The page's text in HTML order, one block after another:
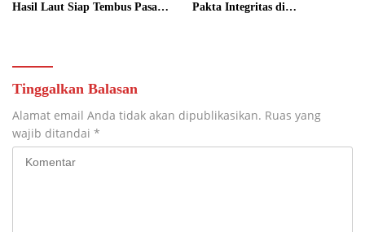
Hasil Laut Siap Tembus Pasar
Pakta Integritas di
Tinggalkan Balasan
Alamat email Anda tidak akan dipublikasikan. Ruas yang
wajib ditandai *